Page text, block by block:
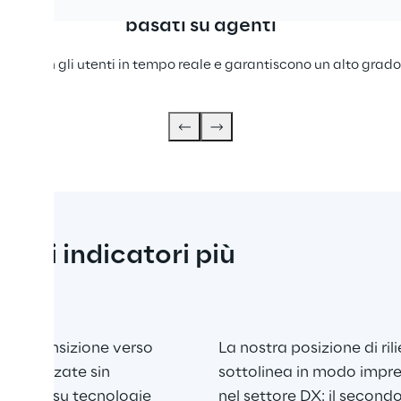
basati su agenti
con gli utenti in tempo reale e garantiscono un alto
degli indicatori più
transizione verso
sin
su tecnologie
La nostra posizione di
sottolinea in modo
nel settore DX: il